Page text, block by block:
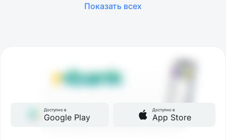
Показать всех
Доступно в
Google Play
Доступно в
App Store